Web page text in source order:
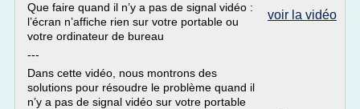
voir la vidéo
Que faire quand il n’y a pas de signal vidéo :
l’écran n’affiche rien sur votre portable ou
votre ordinateur de bureau
---
Dans cette vidéo, nous montrons des
solutions pour résoudre le problème quand il
n’y a pas de signal vidéo sur votre portable